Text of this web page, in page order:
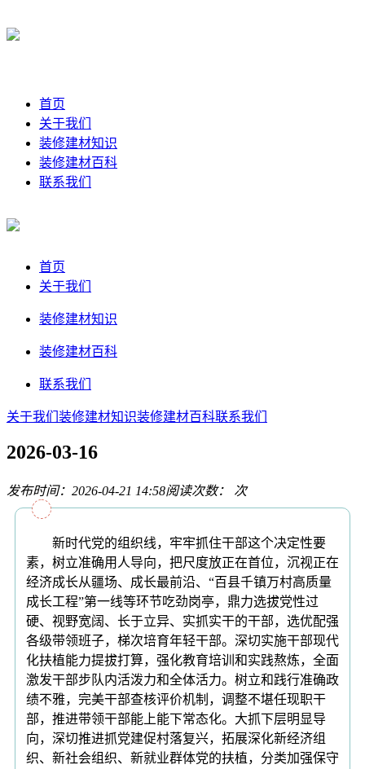
首页
关于我们
装修建材知识
装修建材百科
联系我们
首页
关于我们
装修建材知识
装修建材百科
联系我们
关于我们 装修建材知识装修建材百科联系我们
2026-03-16
发布时间：2026-04-21 14:58阅读次数： 次
新时代党的组织线，牢牢抓住干部这个决定性要
素，树立准确用人导向，把尺度放正在首位，沉视正在
经济成长从疆场、成长最前沿、“百县千镇万村高质量
成长工程”第一线等环节吃劲岗亭，鼎力选拔党性过
硬、视野宽阔、长于立异、实抓实干的干部，选优配强
各级带领班子，梯次培育年轻干部。深切实施干部现代
化扶植能力提拔打算，强化教育培训和实践熬炼，全面
激发干部步队内活泼力和全体活力。树立和践行准确政
绩不雅，完美干部查核评价机制，调整不堪任现职干
部，推进带领干部能上能下常态化。大抓下层明显导
向，深切推进抓党建促村落复兴，拓展深化新经济组
织、新社会组织、新就业群体党的扶植，分类加强保守